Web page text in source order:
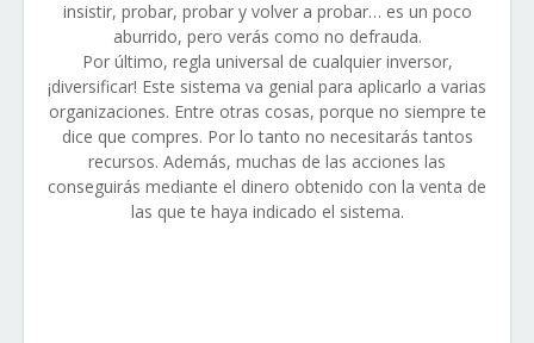
insistir, probar, probar y volver a probar… es un poco
aburrido, pero verás como no defrauda.
Por último, regla universal de cualquier inversor,
¡diversificar! Este sistema va genial para aplicarlo a varias
organizaciones. Entre otras cosas, porque no siempre te
dice que compres. Por lo tanto no necesitarás tantos
recursos. Además, muchas de las acciones las
conseguirás mediante el dinero obtenido con la venta de
las que te haya indicado el sistema.